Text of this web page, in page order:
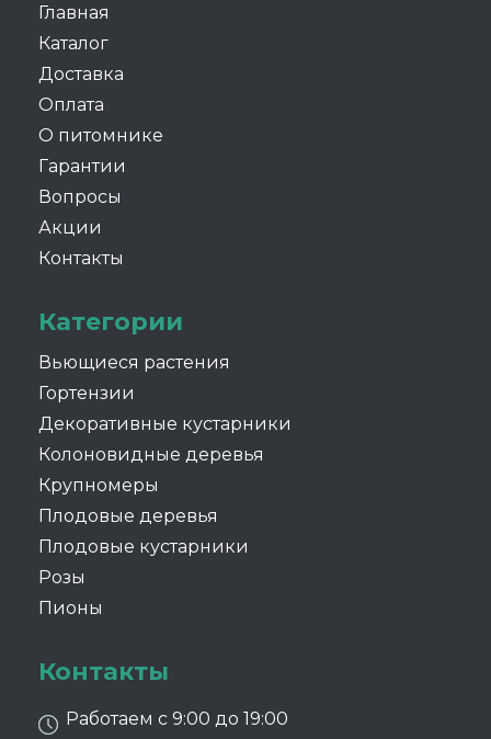
Главная
Каталог
Доставка
Оплата
О питомнике
Гарантии
Вопросы
Акции
Контакты
Категории
Вьющиеся растения
Гортензии
Декоративные кустарники
Колоновидные деревья
Крупномеры
Плодовые деревья
Плодовые кустарники
Розы
Пионы
Контакты
Работаем с 9:00 до 19:00